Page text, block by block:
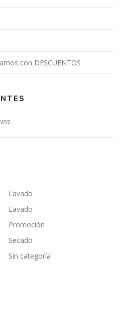
con DESCUENTOS
Lavado
Lavado
Promoción
Secado
Sin categoría